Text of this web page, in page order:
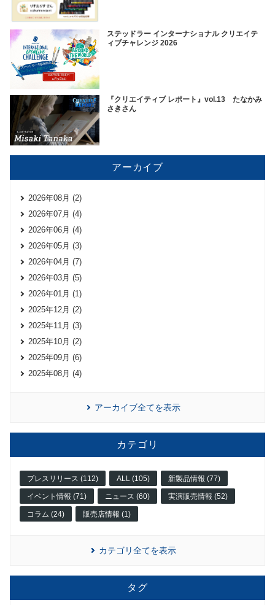
ステッドラー インターナショナル クリエイテ
ィブチャレンジ 2026
『クリエイティブ レポート』vol.13 たなかみ
さきさん
アーカイブ
2026年08月 (2)
2026年07月 (4)
2026年06月 (4)
2026年05月 (3)
2026年04月 (7)
2026年03月 (5)
2026年01月 (1)
2025年12月 (2)
2025年11月 (3)
2025年10月 (2)
2025年09月 (6)
2025年08月 (4)
アーカイブ全てを表示
カテゴリ
プレスリリース (112) ALL (105) 新製品情報 (77)
イベント情報 (71) ニュース (60) 実演販売情報 (52)
コラム (24) 販売店情報 (1)
カテゴリ全てを表示
タグ